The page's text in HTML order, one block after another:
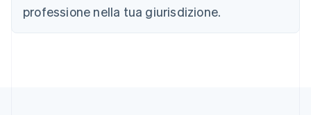
professione nella tua giurisdizione.
Bulgaria